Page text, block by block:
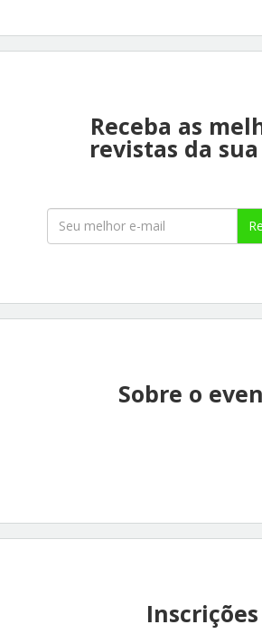
Receba as
revistas da
Sobre o
Inscrições